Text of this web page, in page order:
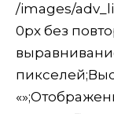
/images/
0px без